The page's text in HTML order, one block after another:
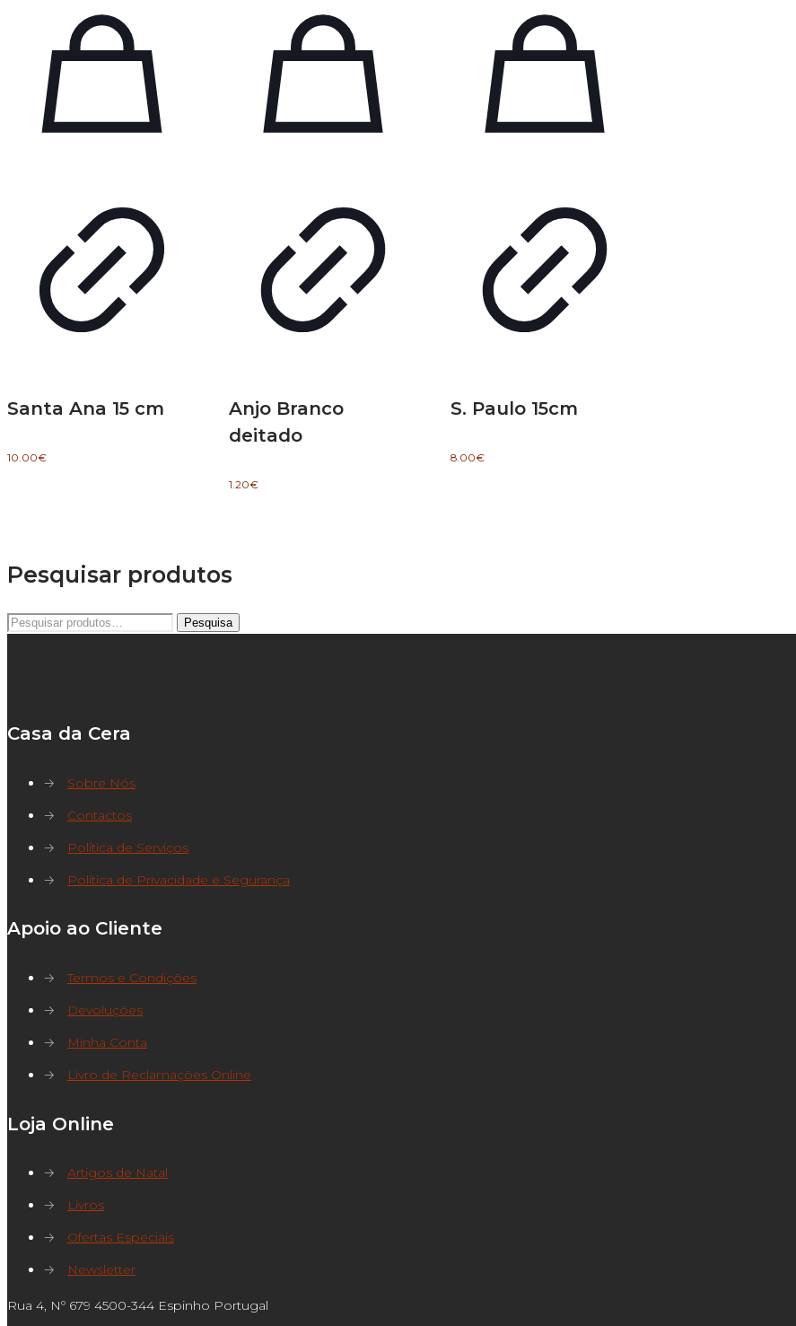
Santa Ana 15 cm
10.00€
Anjo Branco
deitado
1.20€
S. Paulo 15cm
8.00€
Pesquisar produtos
Pesquisar
Pesquisa
Casa da Cera
→
Sobre Nós
→
Contactos
→
Política de Serviços
→
Política de Privacidade e Segurança
Apoio ao Cliente
→
Termos e Condições
→
Devoluções
→
Minha Conta
→
Livro de Reclamações Online
Loja Online
→
Artigos de Natal
→
Livros
→
Ofertas Especiais
→
Newsletter
Rua 4, Nº 679 4500-344 Espinho Portugal